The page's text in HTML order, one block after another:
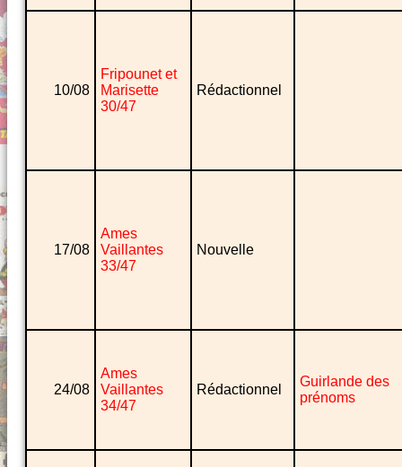
10/08
Fripounet et
Marisette
30/47
Rédactionnel
17/08
Ames
Vaillantes
33/47
Nouvelle
24/08
Ames
Vaillantes
34/47
Rédactionnel
Guirlande des
prénoms